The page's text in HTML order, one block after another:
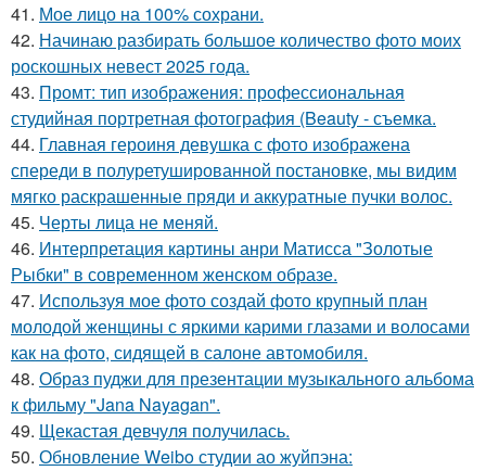
41. Мое лицо на 100% сохрани.
42. Начинаю разбирать большое количество фото моих
роскошных невест 2025 года.
43. Промт: тип изображения: профессиональная
студийная портретная фотография (Beauty - съемка.
44. Главная героиня девушка с фото изображена
спереди в полуретушированной постановке, мы видим
мягко раскрашенные пряди и аккуратные пучки волос.
45. Черты лица не меняй.
46. Интерпретация картины анри Матисса "Золотые
Рыбки" в современном женском образе.
47. Используя мое фото создай фото крупный план
молодой женщины с яркими карими глазами и волосами
как на фото, сидящей в салоне автомобиля.
48. Образ пуджи для презентации музыкального альбома
к фильму "Jana Nayagan".
49. Щекастая девчуля получилась.
50. Обновление Weibo студии ао жуйпэна: